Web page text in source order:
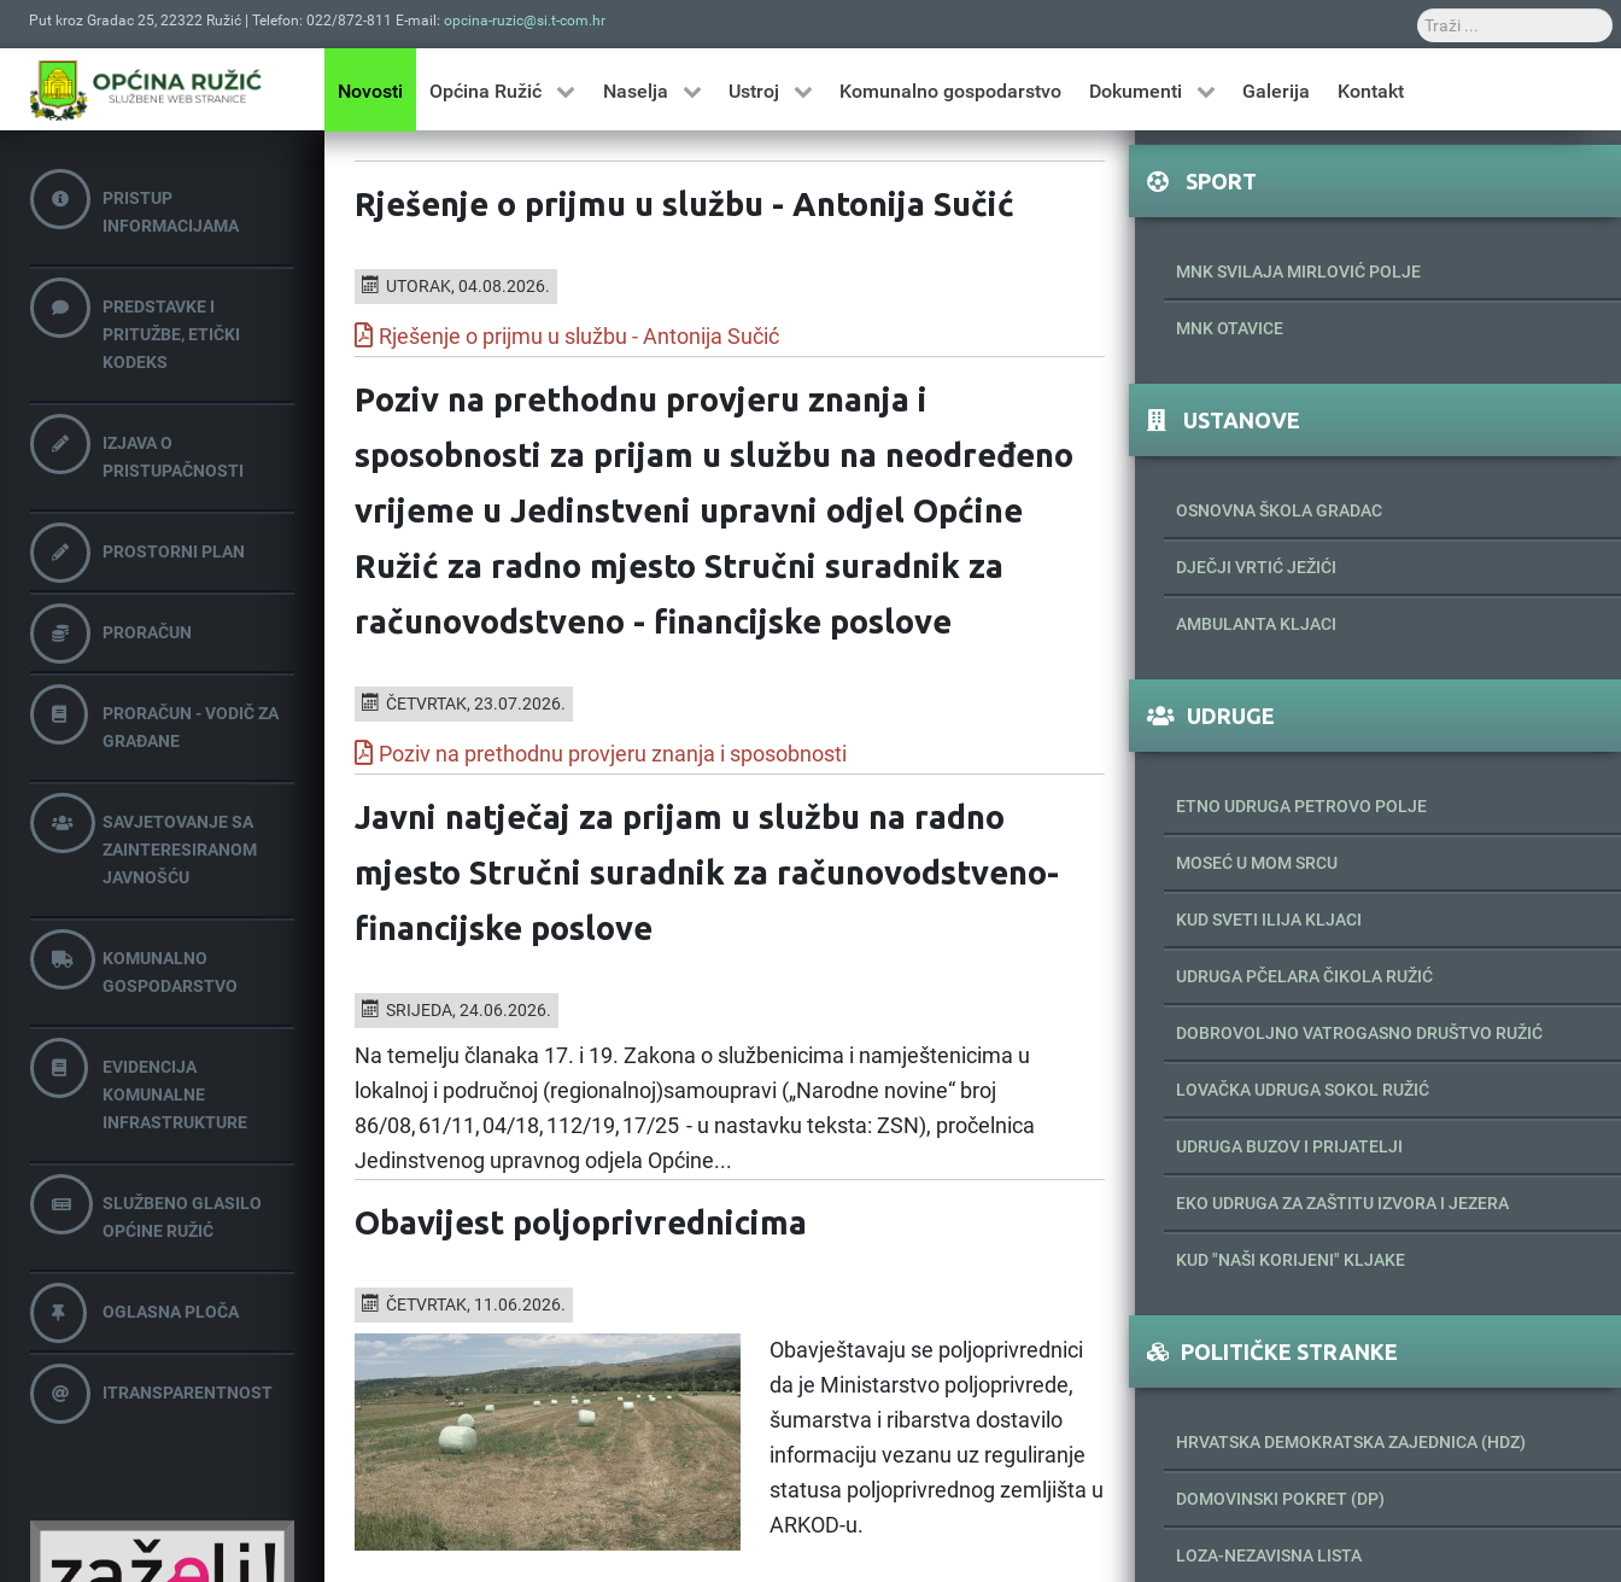
Put kroz Gradac 25, 22322 Ružić | Telefon: 022/872-811 E-mail: opcina-ruzic@si.t-com.hr
Novosti Općina Ružić Naselja Ustroj Komunalno gospodarstvo Dokumenti Galerija Kontakt
PRISTUP
INFORMACIJAMA
PREDSTAVKE I
PRITUŽBE, ETIČKI
KODEKS
IZJAVA O
PRISTUPAČNOSTI
PROSTORNI PLAN
PRORAČUN
PRORAČUN - VODIČ ZA
GRAĐANE
SAVJETOVANJE SA
ZAINTERESIRANOM
JAVNOŠĆU
KOMUNALNO
GOSPODARSTVO
EVIDENCIJA
KOMUNALNE
INFRASTRUKTURE
SLUŽBENO GLASILO
OPĆINE RUŽIĆ
OGLASNA PLOČA
ITRANSPARENTNOST
Rješenje o prijmu u službu - Antonija Sučić
UTORAK, 04.08.2026.
Rješenje o prijmu u službu - Antonija Sučić
Poziv na prethodnu provjeru znanja i
sposobnosti za prijam u službu na neodređeno
vrijeme u Jedinstveni upravni odjel Općine
Ružić za radno mjesto Stručni suradnik za
računovodstveno - financijske poslove
ČETVRTAK, 23.07.2026.
Poziv na prethodnu provjeru znanja i sposobnosti
Javni natječaj za prijam u službu na radno
mjesto Stručni suradnik za računovodstveno-
financijske poslove
SRIJEDA, 24.06.2026.
Na temelju članaka 17. i 19. Zakona o službenicima i namještenicima u
lokalnoj i područnoj (regionalnoj)samoupravi („Narodne novine“ broj
86/08, 61/11, 04/18, 112/19, 17/25 - u nastavku teksta: ZSN), pročelnica
Jedinstvenog upravnog odjela Općine...
Obavijest poljoprivrednicima
ČETVRTAK, 11.06.2026.
Obavještavaju se poljoprivrednici
da je Ministarstvo poljoprivrede,
šumarstva i ribarstva dostavilo
informaciju vezanu uz reguliranje
statusa poljoprivrednog zemljišta u
ARKOD-u.
SPORT
MNK SVILAJA MIRLOVIĆ POLJE
MNK OTAVICE
USTANOVE
OSNOVNA ŠKOLA GRADAC
DJEČJI VRTIĆ JEŽIĆI
AMBULANTA KLJACI
UDRUGE
ETNO UDRUGA PETROVO POLJE
MOSEĆ U MOM SRCU
KUD SVETI ILIJA KLJACI
UDRUGA PČELARA ČIKOLA RUŽIĆ
DOBROVOLJNO VATROGASNO DRUŠTVO RUŽIĆ
LOVAČKA UDRUGA SOKOL RUŽIĆ
UDRUGA BUZOV I PRIJATELJI
EKO UDRUGA ZA ZAŠTITU IZVORA I JEZERA
KUD "NAŠI KORIJENI" KLJAKE
POLITIČKE STRANKE
HRVATSKA DEMOKRATSKA ZAJEDNICA (HDZ)
DOMOVINSKI POKRET (DP)
LOZA-NEZAVISNA LISTA